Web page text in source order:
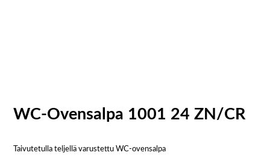
WC-Ovensalpa 1001 24 ZN/CR
Taivutetulla teljellä varustettu WC-ovensalpa